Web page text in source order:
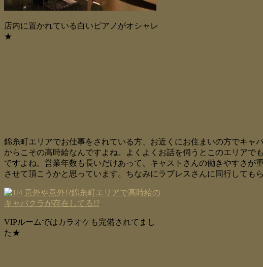
店内に置かれている白いピアノがオシャレ
★
錦糸町エリアでお仕事をされている方、お近くにお住まいの方でキ
からこその高時給なんですよね。よくよくお話を伺うとこのエリア
ですよね。営業年数も長いだけあって、キャストさんの働きやすさ
させて頂こうかと思っています。ちなみにラブレスさんに同行しても
VIPルームではカラオケも完備されてまし
た★